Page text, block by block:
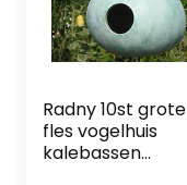
Radny 10st grote
fles vogelhuis
kalebassen